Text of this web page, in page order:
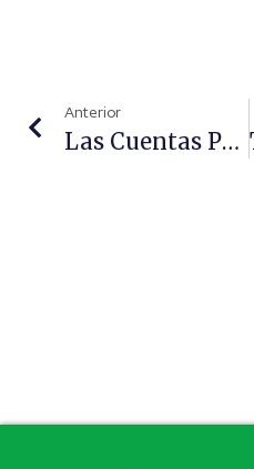
Anterior
Las Cuentas Presentadas En Madrid Garantizan A Las Farmacias El Cobro De Las Recetas En 2016